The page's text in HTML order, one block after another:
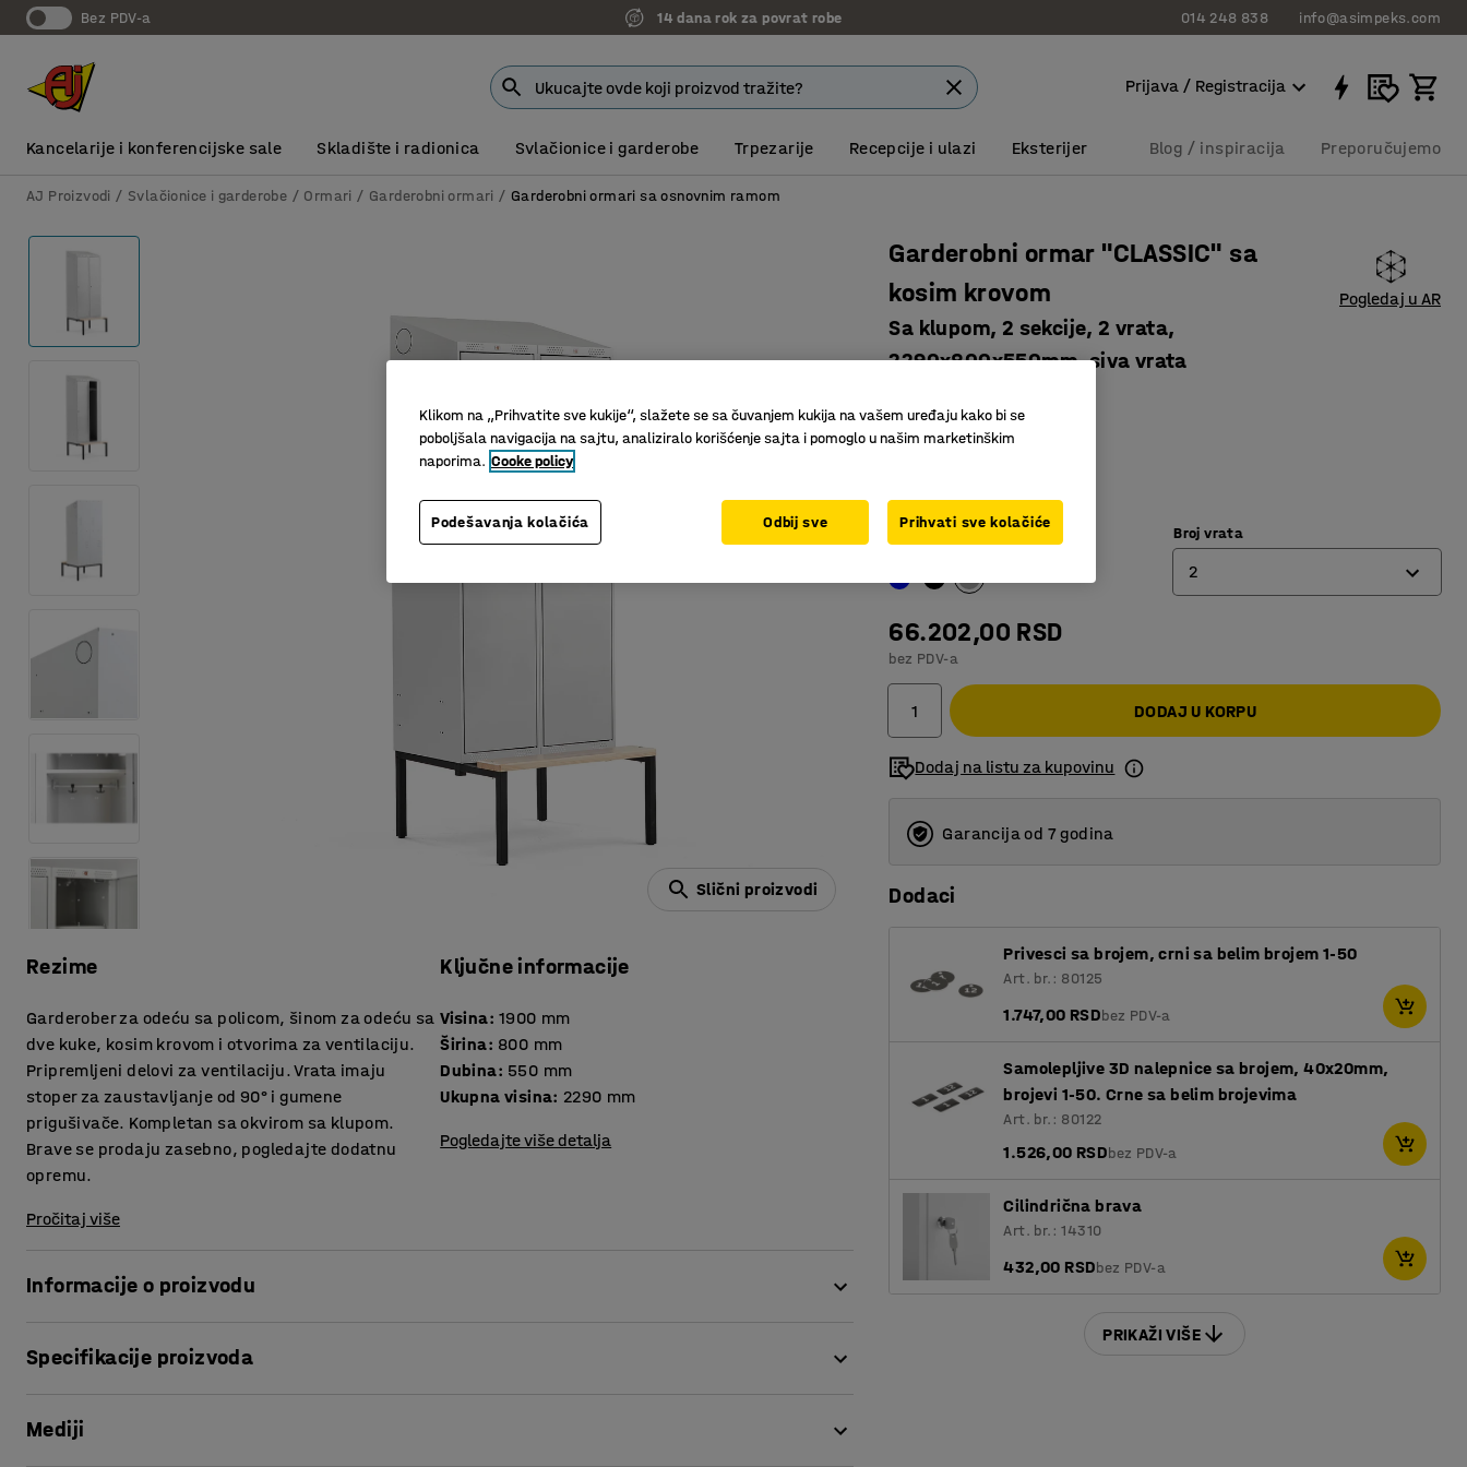
bez PDV-a 14 dana rok za povrat robe 014 248 838 info@asimpeks.com
Prijava / Registracija
Kancelarije i konferencijske sale Skladište i radionica Svlačionice i garderobe Trpezarije Recepcije i ulazi Eksterijer Blog / inspiracija Preporučujemo
AJ Proizvodi Svlačionice i garderobe Ormari Garderobni ormari Garderobni ormari sa osnovnim ramom
Slični proizvodi
Rezime
Garderober za odeću sa policom, šinom za odeću sa
dve kuke, kosim krovom i otvorima za ventilaciju.
Pripremljeni delovi za ventilaciju. Vrata imaju
stoper za zaustavljanje od 90° i gumene
prigušivače. Kompletan sa okvirom sa klupom.
Brave se prodaju zasebno, pogledajte dodatnu
opremu.
Pročitaj više
Ključne informacije
Visina: 1900 mm
Širina: 800 mm
Dubina: 550 mm
Ukupna visina: 2290 mm
Pogledajte više detalja
Informacije o proizvodu
napravljeni od čvrstog, potpuno zavarenog čeličnog lima koji je plastificiran.
zaustavljanje vrata i gumene prigušivače za glatko i tiho zatvaranje.
Specifikacije proizvoda
Širina:
Mediji
Garderobni ormar "CLASSIC" sa
kosim krovom
Sa klupom, 2 sekcije, 2 vrata,
2290x800x550mm, siva vrata
Pogledaj u AR
Kosi krov
Boja vrata:Svetlo siva
Broj vrata
2
66.202,00 RSD
bez PDV-a
DODAJ U KORPU
Dodaj na listu za kupovinu
Garancija od 7 godina
Dodaci
Privesci sa brojem, crni sa belim brojem 1-50
Art. br.: 80125
1.747,00 RSDbez PDV-a
Samolepljive 3D nalepnice sa brojem, 40x20mm,
brojevi 1-50. Crne sa belim brojevima
Art. br.: 80122
1.526,00 RSDbez PDV-a
Cilindrična brava
Art. br.: 14310
432,00 RSDbez PDV-a
PRIKAŽI VIŠE
Klikom na „Prihvatite sve kukije“, slažete se sa čuvanjem kukija na vašem uređaju kako bi se
poboljšala navigacija na sajtu, analiziralo korišćenje sajta i pomoglo u našim marketinškim
naporima. Cooke policy
Podešavanja kolačića Odbij sve Prihvati sve kolačiće